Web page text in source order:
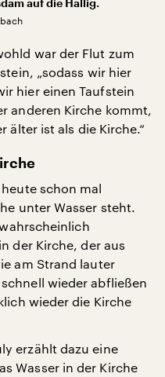
auf die Hallig.
war der Flut zum
„sodass wir hier
hier einen Taufstein
anderen Kirche kommt,
älter ist als die Kirche.“
schon mal
unter Wasser steht.
der Kirche, der aus
am Strand lauter
wieder abfließen
wieder die Kirche
erzählt dazu eine
Wasser in der Kirche